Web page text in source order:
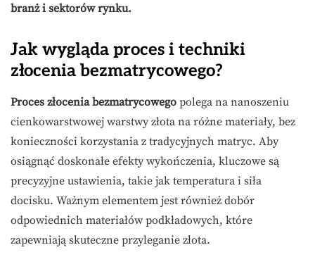
branż i sektorów rynku.
Jak wygląda proces i techniki
złocenia bezmatrycowego?
Proces złocenia bezmatrycowego polega na nanoszeniu
cienkowarstwowej warstwy złota na różne materiały, bez
konieczności korzystania z tradycyjnych matryc. Aby
osiągnąć doskonałe efekty wykończenia, kluczowe są
precyzyjne ustawienia, takie jak temperatura i siła
docisku. Ważnym elementem jest również dobór
odpowiednich materiałów podkładowych, które
zapewniają skuteczne przyleganie złota.